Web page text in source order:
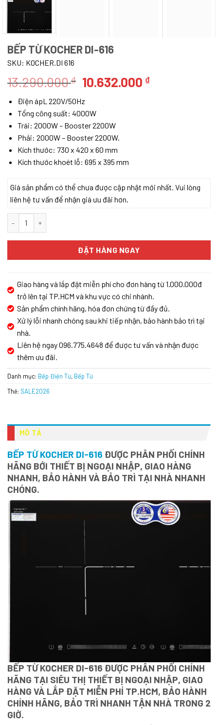
BẾP TỪ KOCHER DI-616
SKU: KOCHER.DI 616
13.290.000₫ Giá
là:
13.290.000 ₫.
10.632.000 ₫Giá
Điện ápL 220V/50Hz
Tổng công suất: 4000W
Trái: 2000W – Booster 2200W
Phải: 2000W – Booster 2200W.
Kích thước: 730 x 420 x 60 mm
Kích thước khoét lỗ: 695 x 395 mm
Giá sản phẩm có thể chưa được cập nhật mới nhất. Vui lòng
liên hệ tư vấn để nhận giá ưu đãi hơn.
ĐẶT HÀNG NGAY
Giao hàng và lắp đặt miễn phí cho đơn hàng từ 1.000.000đ
trở lên tại TP.HCM và khu vực có chi nhánh.
Sản phẩm chính hãng, hóa đơn chứng từ đầy đủ.
Xử lý lỗi nhanh chóng sau khi tiếp nhận, bảo hành bảo trì tại
nhà.
Liên hệ ngay 096.775.4648 để được tư vấn và nhận được
thêm ưu đãi.
Danh mục: Bếp Điện Từ, Bếp Từ
Thẻ: SALE2026
MÔ TẢ
BẾP TỪ KOCHER DI-616 ĐƯỢC PHÂN PHỐI CHÍNH
HÃNG BỚI THIẾT BỊ NGOẠI NHẬP, GIAO HÀNG
NHANH, BẢO HÀNH VÀ BẢO TRÌ TẠI NHÀ NHANH
CHÓNG.
BẾP TỪ KOCHER DI-616 ĐƯỢC PHÂN PHỐI CHÍNH
HÃNG TẠI SIÊU THỊ THIẾT BỊ NGOẠI NHẬP, GIAO
HÀNG VÀ LẮP ĐẶT MIỄN PHÍ TP.HCM, BẢO HÀNH
CHÍNH HÃNG, BẢO TRÌ NHANH TẬN NHÀ TRONG 2
GIỜ.